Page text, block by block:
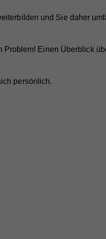
und Sie daher
Problem! Einen Überblick
persönlich.